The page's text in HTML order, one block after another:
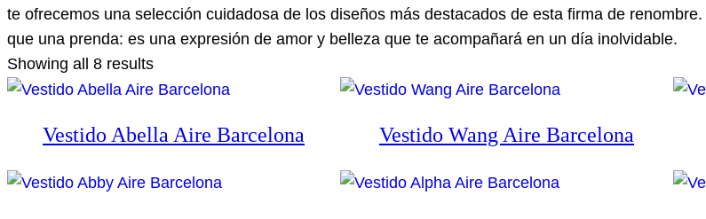
te ofrecemos una selección cuidadosa de los diseños más destacados de esta firma de
que una prenda: es una expresión de amor y belleza que te acompañará en un día inolvidable.
Showing all 8 results
Vestido Abella Aire Barcelona Vestido Wang Aire Barcelona